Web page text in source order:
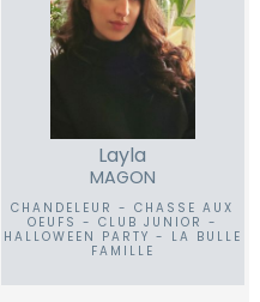
Layla
MAGON
CHANDELEUR - CHASSE AUX
OEUFS - CLUB JUNIOR -
HALLOWEEN PARTY - LA BULLE
FAMILLE